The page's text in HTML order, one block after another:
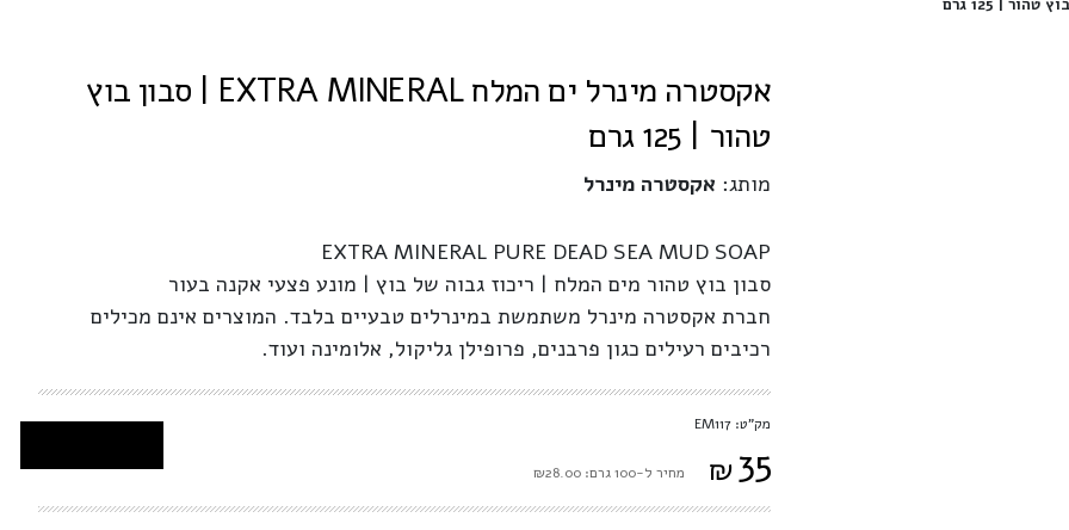
אקסטרה מינרל ים המלח EXTRA MINERAL | סבון בוץ
טהור | 125 גרם
מותג: אקסטרה מינרל
EXTRA MINERAL PURE DEAD SEA MUD SOAP
סבון בוץ טהור מים המלח | ריכוז גבוה של בוץ | מונע פצעי אקנה בעור
חברת אקסטרה מינרל משתמשת במינרלים טבעיים בלבד. המוצרים אינם מכילים
רכיבים רעילים כגון פרבנים, פרופילן גליקול, אלומינה ועוד.
מק"ט: EM117
₪35 מחיר ל-100 גרם: ₪28.00